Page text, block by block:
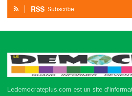
RSS Subscribe
Ledemocrateplus.com est un site